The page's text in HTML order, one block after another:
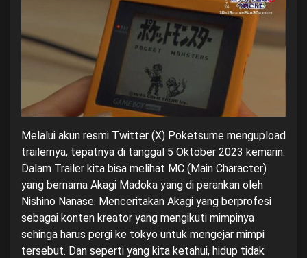
Melalui akun resmi Twitter (X) Poketsume mengupload
trailernya, tepatnya di tanggal 5 Oktober 2023 kemarin.
Dalam Trailer kita bisa melihat MC (Main Character)
yang bernama Akagi Madoka yang di perankan oleh
Nishino Nanase. Menceritakan Akagi yang berprofesi
sebagai konten kreator yang mengikuti mimpinya
sehinga harus pergi ke tokyo untuk mengejar mimpi
tersebut. Dan seperti yang kita ketahui, hidup tidak